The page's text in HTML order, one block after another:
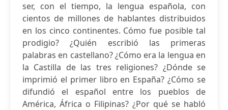
ser, con el tiempo, la lengua española, con
cientos de millones de hablantes distribuidos
en los cinco continentes. Cómo fue posible tal
prodigio? ¿Quién escribió las primeras
palabras en castellano? ¿Cómo era la lengua en
la Castilla de las tres religiones? ¿Dónde se
imprimió el primer libro en España? ¿Cómo se
difundió el español entre los pueblos de
América, África o Filipinas? ¿Por qué se habló